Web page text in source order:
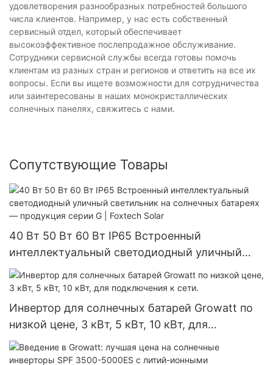
удовлетворения разнообразных потребностей большого
числа клиентов. Например, у нас есть собственный
сервисный отдел, который обеспечивает
высокоэффективное послепродажное обслуживание.
Сотрудники сервисной службы всегда готовы помочь
клиентам из разных стран и регионов и ответить на все их
вопросы. Если вы ищете возможности для сотрудничества
или заинтересованы в наших монокристаллических
солнечных панелях, свяжитесь с нами.
Сопутствующие Товары
40 Вт 50 Вт 60 Вт IP65 Встроенный
интеллектуальный светодиодный уличный
светильник на солнечных батареях —
продукция серии G | Foxtech Solar
Инвертор для солнечных батарей Growatt по
низкой цене, 3 кВт, 5 кВт, 10 кВт, для
подключения к сети.